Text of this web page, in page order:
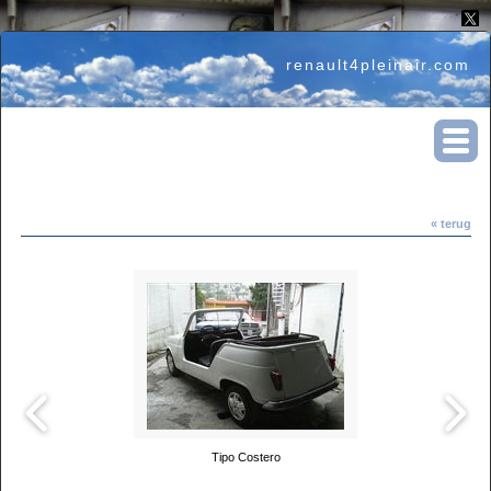
renault4pleinair.com
« terug
Tipo Costero